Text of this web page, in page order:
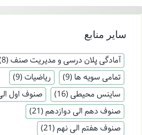
سایر منابع
آمادگی پلان درسی و مدیریت صنف (8)
تمامی سویه ها (9) ریاضیات (9)
ساینس محیطی (16) صنوف اول
صنوف دهم الی دوازدهم (21)
صنوف هفتم الی نهم (21)